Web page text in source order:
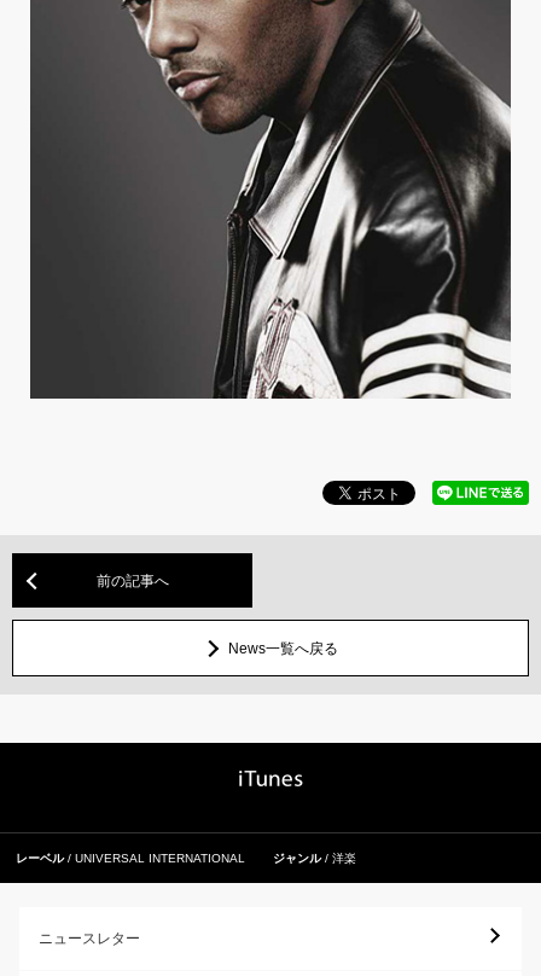
前の記事へ
News一覧へ戻る
レーベル UNIVERSAL INTERNATIONAL ジャンル 洋楽
ニュースレター